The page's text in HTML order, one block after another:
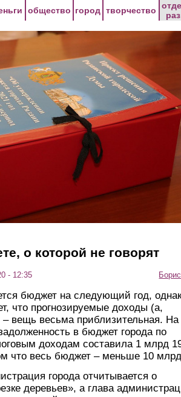
общество город творчество
о которой не говорят
- 12:35
бюджет на следующий год,
что прогнозируемые доходы (а,
– вещь весьма приблизительная. На
в бюджет города по
доходам составила 1 млрд
что весь бюджет – меньше 10
города отчитывается о
деревьев», а глава